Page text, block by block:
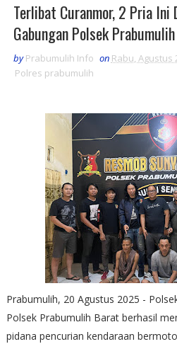
Terlibat Curanmor, 2 Pria Ini
Gabungan Polsek
by Prabumulih Info on Rabu, Agustus
Polres prabumulih
Prabumulih, 20 Agustus 2025 -
Polsek Prabumulih Barat berhasil
pidana pencurian kendaraan